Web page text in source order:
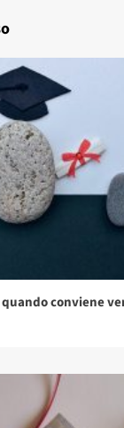
conviene